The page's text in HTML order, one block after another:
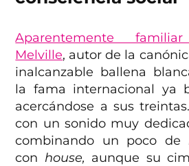
Aparentemente
Melville, autor de la
inalcanzable ballena
la fama internacional ya
acercándose a sus
con un sonido muy
combinando un poco de
con house, aunque su